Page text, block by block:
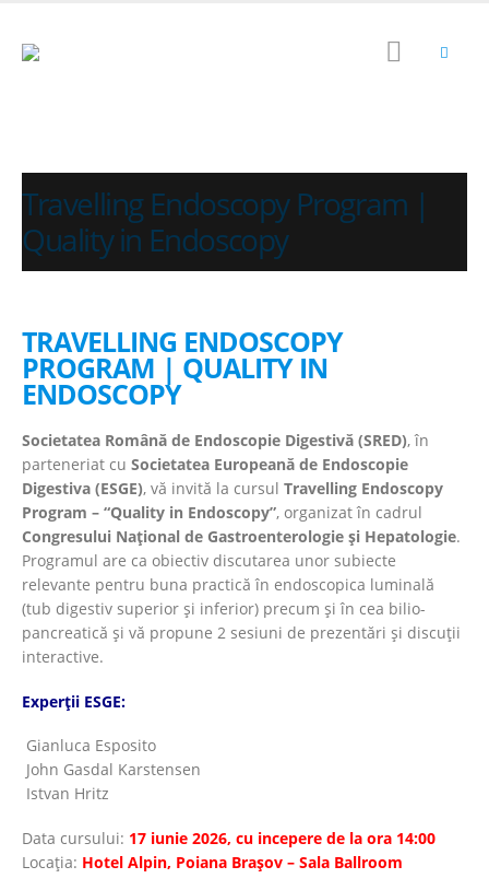
Travelling Endoscopy Program |
Quality in Endoscopy
TRAVELLING ENDOSCOPY
PROGRAM | QUALITY IN
ENDOSCOPY
Societatea Română de Endoscopie Digestivă (SRED), în
parteneriat cu Societatea Europeană de Endoscopie
Digestiva (ESGE), vă invită la cursul Travelling Endoscopy
Program – “Quality in Endoscopy”, organizat în cadrul
Congresului Național de Gastroenterologie și Hepatologie.
Programul are ca obiectiv discutarea unor subiecte
relevante pentru buna practică în endoscopica luminală
(tub digestiv superior și inferior) precum și în cea bilio-
pancreatică și vă propune 2 sesiuni de prezentări și discuții
interactive.
Experții ESGE:
Gianluca Esposito
John Gasdal Karstensen
Istvan Hritz
Data cursului: 17 iunie 2026, cu incepere de la ora 14:00
Locația: Hotel Alpin, Poiana Brașov – Sala Ballroom